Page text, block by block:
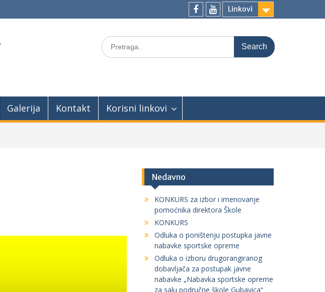
Linkovi
Search
for:
Galerija Kontakt Korisni linkovi
Nedavno
KONKURS za izbor i imenovanje
pomoćnika direktora Škole
KONKURS
Odluka o poništenju postupka javne
nabavke sportske opreme
Odluka o izboru drugorangiranog
dobavljača za postupak javne
nabavke „Nabavka sportske opreme
za salu područne škole Gubavica“